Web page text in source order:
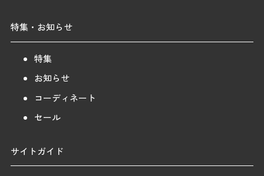
特集・お知らせ
特集
お知らせ
コーディネート
セール
サイトガイド